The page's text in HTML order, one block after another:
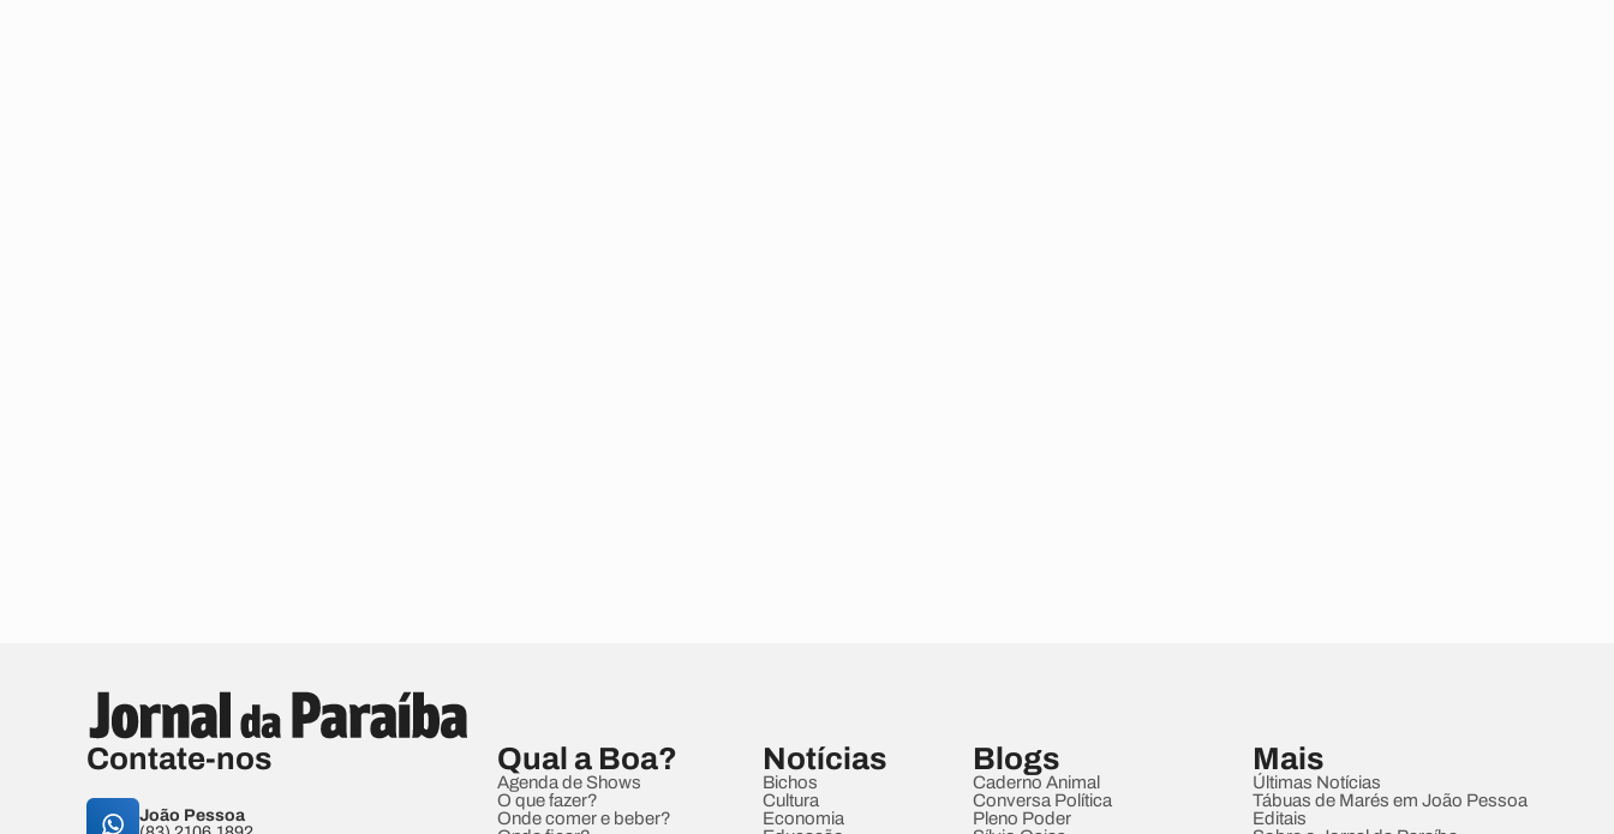
Contate-nos
João Pessoa
Qual a Boa?
Agenda de Shows
O que fazer?
Onde comer e beber?
Notícias
Bichos
Cultura
Economia
Blogs
Caderno Animal
Conversa Política
Pleno Poder
Mais
Últimas Notícias
Tábuas de Marés em João Pessoa
Editais